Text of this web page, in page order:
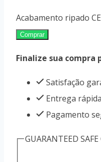
Acabamento ripado
Comprar
Finalize sua compra
Satisfação
Entrega rápida
Pagamento
GUARANTEED